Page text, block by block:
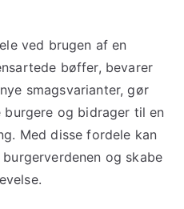
ved brugen af en
bøffer, bevarer
smagsvarianter, gør
og bidrager til en
Med disse fordele kan
og skabe